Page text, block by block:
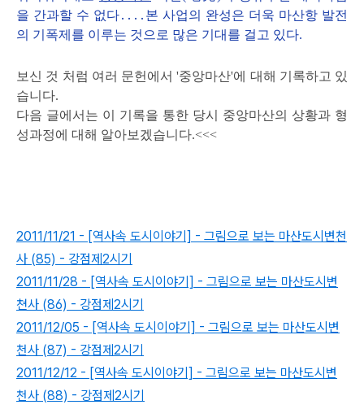
을 간과할 수 없다․․․․본 사업의 완성은 더욱 마산항 발전
의 기폭제를 이루는 것으로 많은 기대를 걸고 있다.
보신 것 처럼 여러 문헌에서 '중앙마산'에 대해 기록하고 있
습니다.
다음 글에서는 이 기록을 통한 당시 중앙마산의 상황과 형
성과정에 대해 알아보겠습니다.<<<
2011/11/21 - [역사속 도시이야기] - 그림으로 보는 마산도시변천
사 (85) - 강점제2시기
2011/11/28 - [역사속 도시이야기] - 그림으로 보는 마산도시변
쳔사 (86) - 강점제2시기
2011/12/05 - [역사속 도시이야기] - 그림으로 보는 마산도시변
천사 (87) - 강점제2시기
2011/12/12 - [역사속 도시이야기] - 그림으로 보는 마산도시변
천사 (88) - 강점제2시기